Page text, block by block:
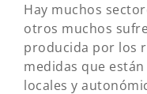
Hay muchos
otros muchos
producida por los
medidas que
locales y